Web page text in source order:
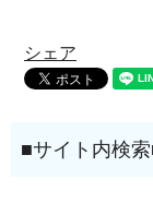
シェア